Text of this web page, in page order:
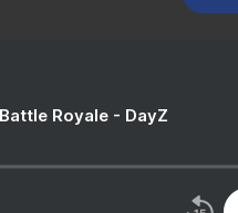
Royale - DayZ